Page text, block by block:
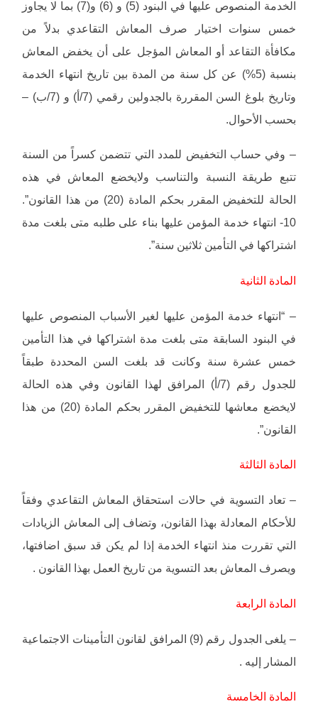
الخدمة المنصوص عليها في البنود (5) و (6) و(7) بما لا يجاوز
خمس سنوات اختيار صرف المعاش التقاعدي بدلاً من
مكافأة التقاعد أو المعاش المؤجل على أن يخفض المعاش
بنسبة (5%) عن كل سنة من المدة بين تاريخ انتهاء الخدمة
وتاريخ بلوغ السن المقررة بالجدولين رقمي (7/أ) و (7/ب) –
بحسب الأحوال.
– وفي حساب التخفيض للمدد التي تتضمن كسراً من السنة
تتبع طريقة النسبة والتناسب ولايخضع المعاش في هذه
الحالة للتخفيض المقرر بحكم المادة (20) من هذا القانون”.
10- انتهاء خدمة المؤمن عليها بناء على طلبه متى بلغت مدة
اشتراكها في التأمين ثلاثين سنة”.
المادة الثانية
– “انتهاء خدمة المؤمن عليها لغير الأسباب المنصوص عليها
في البنود السابقة متى بلغت مدة اشتراكها في هذا التأمين
خمس عشرة سنة وكانت قد بلغت السن المحددة طبقاً
للجدول رقم (7/أ) المرافق لهذا القانون وفي هذه الحالة
لايخضع معاشها للتخفيض المقرر بحكم المادة (20) من هذا
القانون”.
المادة الثالثة
– تعاد التسوية في حالات استحقاق المعاش التقاعدي وفقاً
للأحكام المعادلة بهذا القانون، وتضاف إلى المعاش الزيادات
التي تقررت منذ انتهاء الخدمة إذا لم يكن قد سبق اضافتها،
ويصرف المعاش بعد التسوية من تاريخ العمل بهذا القانون .
المادة الرابعة
– يلغى الجدول رقم (9) المرافق لقانون التأمينات الاجتماعية
المشار إليه .
المادة الخامسة